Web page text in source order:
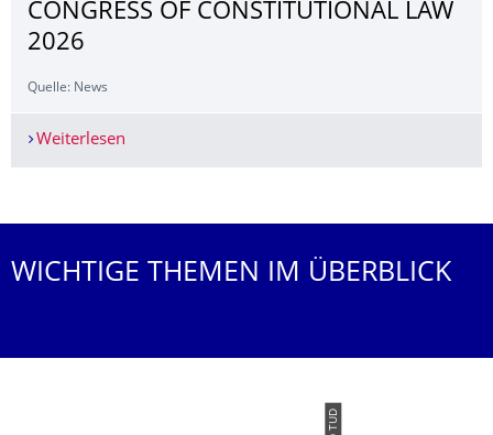
CONGRESS OF CONSTITUTIONAL LAW
2026
Quelle: News
Weiterlesen
WICHTIGE THEMEN IM ÜBERBLICK
© TUD